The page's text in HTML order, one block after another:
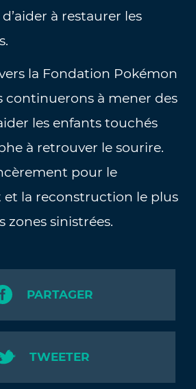
à restaurer les
la Fondation Pokémon
continuerons à mener des
les enfants touchés
à retrouver le sourire.
pour le
et la reconstruction le plus
zones sinistrées.
PARTAGER
TWEETER